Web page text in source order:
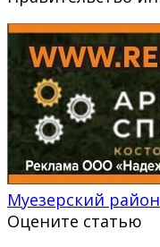
Муезерский район
Оцените статью